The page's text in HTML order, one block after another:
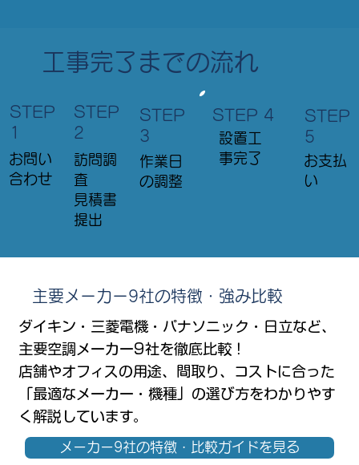
STEP
5
お支払
い
STEP 4
設置工
事完了
STEP
3
作業日
の調整
STEP
2
訪問調
査
​見積書
提出
STEP
1
お問い
合わせ
工事完了までの流れ
主要メーカー9社の特徴・強み比較
ダイキン・三菱電機・パナソニック・日立など、
主要空調メーカー9社を徹底比較！
店舗やオフィスの用途、間取り、コストに合った
「最適なメーカー・機種」の選び方をわかりやす
く解説しています。
メーカー9社の特徴・比較ガイドを見る